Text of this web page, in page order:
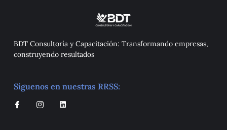
BDT Consultoría y Capacitación: Transformando empresas,
construyendo resultados
Síguenos en nuestras RRSS:
I
c
I
c
L
i